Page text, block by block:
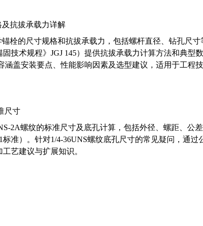
抗拔承载力详解
栓的尺寸规格和抗拔承载力，包括螺杆直径、钻孔尺
固技术规程》JGJ 145）提供抗拔承载力计算方法和典型
涵盖安装要点、性能影响因素及选型建议，适用于工程技
尺寸
2A螺纹的标准尺寸及底孔计算，包括外径、螺距、公
标准）。针对1/4-36UNS螺纹底孔尺寸的常见疑问，通过
工艺建议与扩展知识。